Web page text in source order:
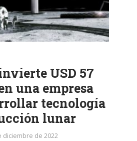
USD 57
una empresa
tecnología
lunar
diciembre de 2022